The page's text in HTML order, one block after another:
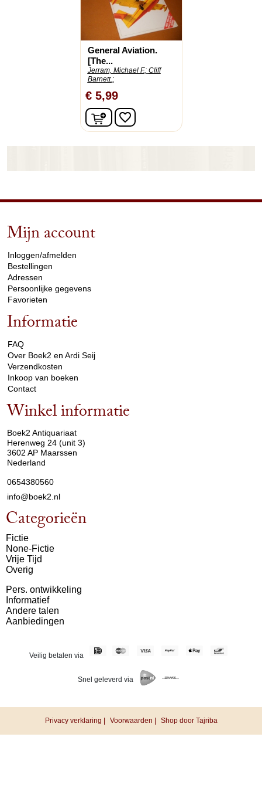
General Aviation.
[The...
Jerram, Michael F.; Cliff
Barnett.;
€ 5,99
In winkelwagen
favorite_border
Mijn account
Inloggen/afmelden
Bestellingen
Adressen
Persoonlijke gegevens
Favorieten
Informatie
FAQ
Over Boek2 en Ardi Seij
Verzendkosten
Inkoop van boeken
Contact
Winkel informatie
Boek2 Antiquariaat
Herenweg 24 (unit 3)
3602 AP Maarssen
Nederland
0654380560
info@boek2.nl
Categorieën
Fictie
None-Fictie
Vrije Tijd
Overig
Pers. ontwikkeling
Informatief
Andere talen
Aanbiedingen
Veilig betalen via
Snel geleverd via
Privacy verklaring | Voorwaarden | Shop door Tajriba